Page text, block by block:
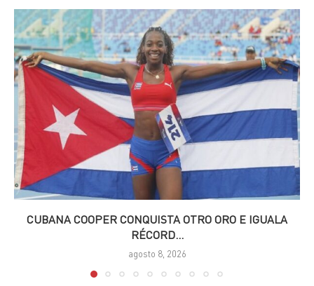
CUBANA COOPER CONQUISTA OTRO ORO E IGUALA
RÉCORD...
agosto 8, 2026